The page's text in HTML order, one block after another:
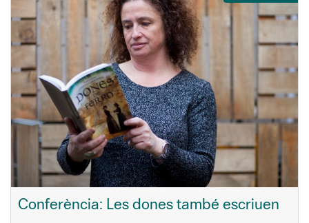
Conferència: Les dones també escriuen
Farem un petit recorregut al llarg dels segles per conèixer
aquelles dones que van aconseguir trencar barreres fins a
arribar a l'actualitat. A càrrec de Margarida Codina.